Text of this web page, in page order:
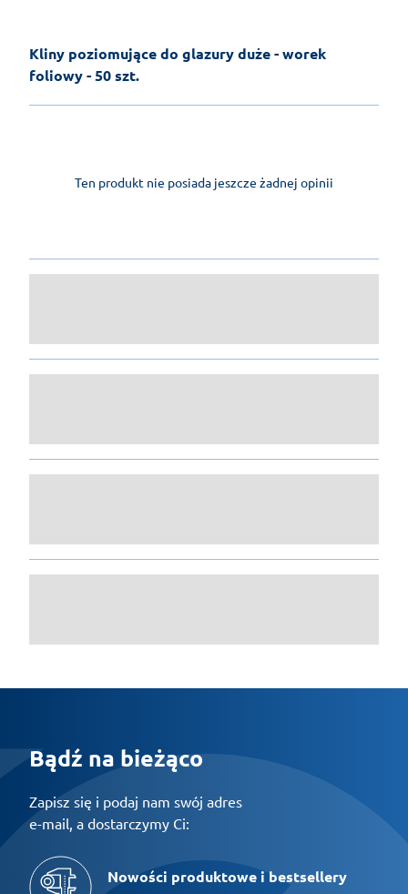
Kliny poziomujące do glazury duże - worek
foliowy - 50 szt.
Ten produkt nie posiada jeszcze żadnej opinii
Bądź na bieżąco
Zapisz się i podaj nam swój adres
e-mail, a dostarczymy Ci:
Nowości produktowe i bestsellery